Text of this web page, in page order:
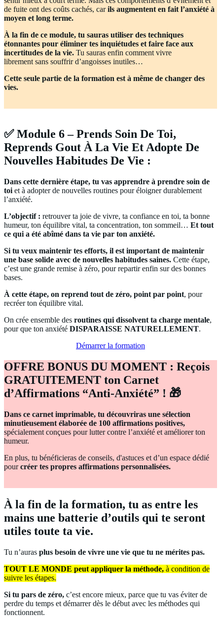
de fuite ont des coûts cachés, carils augmentent en fait l’anxiété à
moyen et long terme.
À la fin de ce module, tu sauras utiliser des techniques
étonnantes pour éliminer tes inquiétudes et faire face aux
incertitudes de la vie. Tu sauras enfin comment vivre
librement sans souffrir d’angoisses inutiles…
Cette seule partie de la formation est à même de changer des
vies.
✅ Module 6 – Prends Soin De Toi,
Reprends Gout À La Vie Et Adopte De
Nouvelles Habitudes De Vie :
Dans cette dernière étape, tu vas apprendre à prendre soin de
toi et à adopter de nouvelles routines pour éloigner durablement
l’anxiété.
L’objectif : retrouver ta joie de vivre, ta confiance en toi, ta bonne
humeur, ton équilibre vital, ta concentration, ton sommeil… Et tout
ce qui a été abîmé dans ta vie par ton anxiété.
Si tu veux maintenir tes efforts, il est important de maintenir
une base solide avec de nouvelles habitudes saines. Cette étape,
c’est une grande remise à zéro, pour repartir enfin sur des bonnes
bases.
À cette étape, on reprend tout de zéro, point par point, pour
recréer ton équilibre vital.
On crée ensemble des routines qui dissolvent ta charge mentale,
pour que ton anxiété DISPARAISSE NATURELLEMENT.
Démarrer la formation
OFFRE BONUS DU MOMENT : Reçois
GRATUITEMENT ton Carnet
d’Affirmations “Anti-Anxiété” ! 🎁
Dans ce carnet imprimable, tu découvriras une sélection
minutieusement élaborée de 100 affirmations positives,
spécialement conçues pour lutter contre l’anxiété et améliorer ton
humeur.
En plus, tu bénéficieras de conseils, d'astuces et d’un espace dédié
pourcréer tes propres affirmations personnalisées.
À la fin de la formation, tu as entre les
mains une batterie d’outils qui te seront
utiles toute ta vie.
Tu n’auras plus besoin de vivre une vie que tu ne mérites pas.
TOUT LE MONDE peut appliquer la méthode, à condition de
suivre les étapes.
Si tu pars de zéro, c’est encore mieux, parce que tu vas éviter de
perdre du temps et démarrer dès le début avec les méthodes qui
fonctionnent.